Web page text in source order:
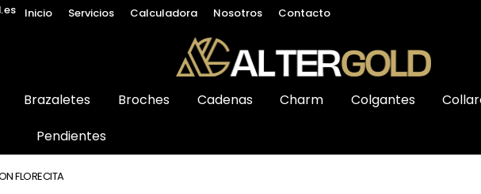
Inicio Servicios Calculadora Nosotros Contacto
Brazaletes Broches Cadenas Charm Colgantes
Pendientes
FLORECITA